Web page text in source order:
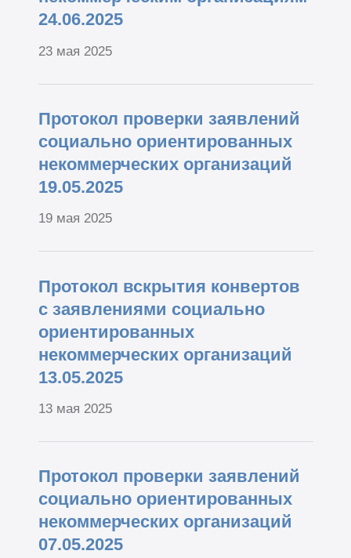
24.06.2025
23 мая 2025
Протокол проверки заявлений
социально ориентированных
некоммерческих организаций
19.05.2025
19 мая 2025
Протокол вскрытия конвертов
с заявлениями социально
ориентированных
некоммерческих организаций
13.05.2025
13 мая 2025
Протокол проверки заявлений
социально ориентированных
некоммерческих организаций
07.05.2025